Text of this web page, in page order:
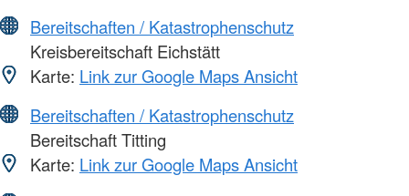
Bereitschaften / Katastrophenschutz
Kreisbereitschaft Eichstätt
Karte: Link zur Google Maps Ansicht
Bereitschaften / Katastrophenschutz
Bereitschaft Titting
Karte: Link zur Google Maps Ansicht